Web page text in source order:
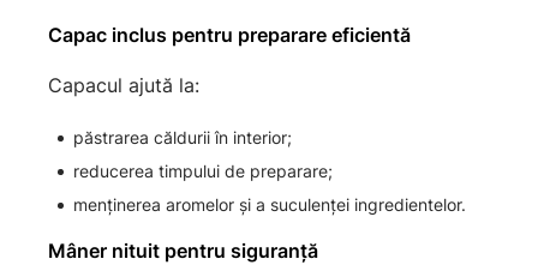
Capac inclus pentru preparare eficientă
Capacul ajută la:
păstrarea căldurii în interior;
reducerea timpului de preparare;
menținerea aromelor și a suculenței ingredientelor.
Mâner nituit pentru siguranță